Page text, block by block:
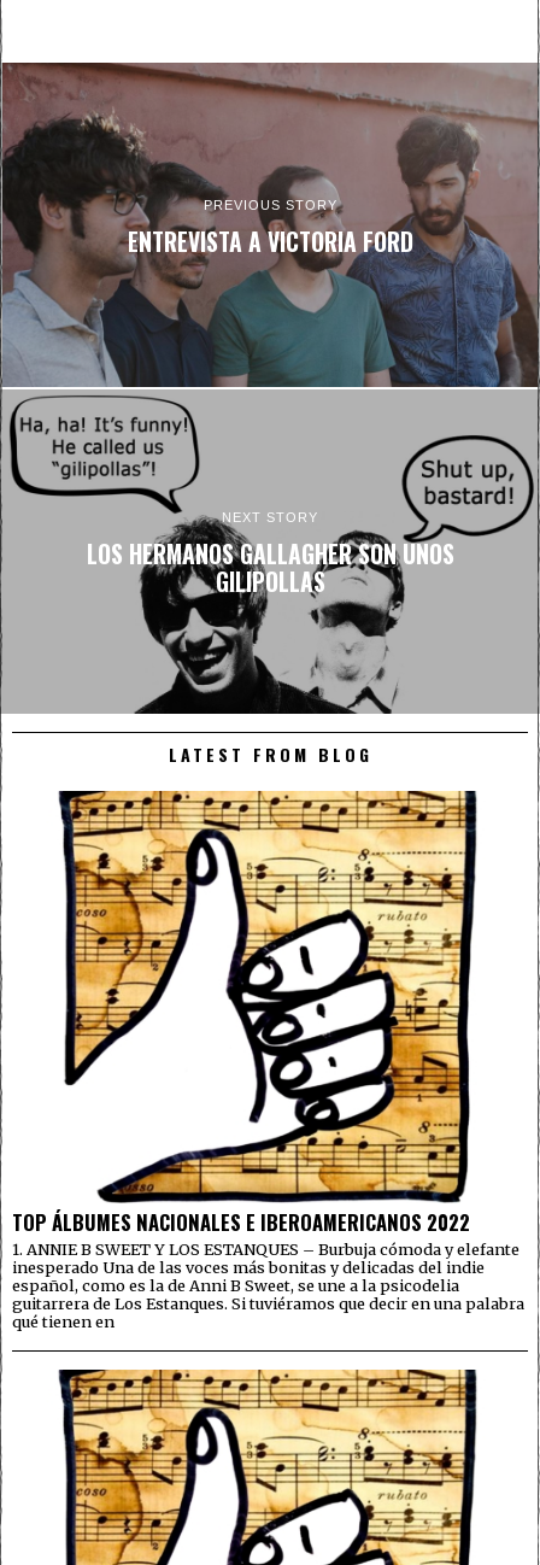
PREVIOUS STORY
ENTREVISTA A VICTORIA FORD
NEXT STORY
LOS HERMANOS GALLAGHER SON UNOS
GILIPOLLAS
LATEST FROM BLOG
TOP ÁLBUMES NACIONALES E IBEROAMERICANOS 2022
1. ANNIE B SWEET Y LOS ESTANQUES – Burbuja cómoda y elefante
inesperado Una de las voces más bonitas y delicadas del indie
español, como es la de Anni B Sweet, se une a la psicodelia
guitarrera de Los Estanques. Si tuviéramos que decir en una palabra
qué tienen en